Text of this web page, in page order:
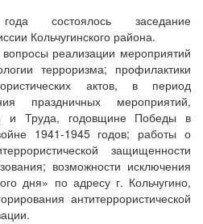
состоялось заседание
Кольчугинского района.
реализации мероприятий
терроризма; профилактики
актов, в период
праздничных мероприятий,
и Труда, годовщине Победы в
1941-1945 годов; работы о
защищенности
возможности исключения
дня» по адресу г. Кольчугино,
антитеррористической